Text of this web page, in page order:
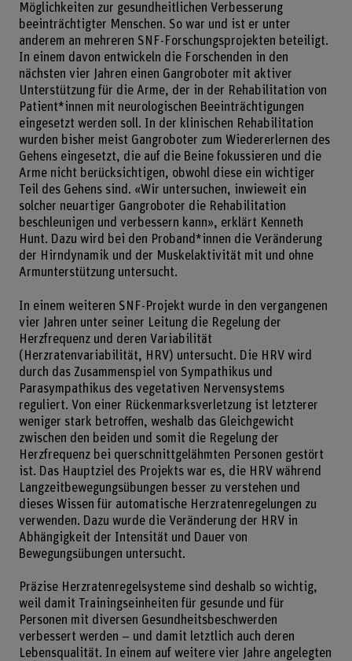
Möglichkeiten zur gesundheitlichen Verbesserung
beeinträchtigter Menschen. So war und ist er unter
anderem an mehreren SNF-Forschungsprojekten beteiligt.
In einem davon entwickeln die Forschenden in den
nächsten vier Jahren einen Gangroboter mit aktiver
Unterstützung für die Arme, der in der Rehabilitation von
Patient*innen mit neurologischen Beeinträchtigungen
eingesetzt werden soll. In der klinischen Rehabilitation
wurden bisher meist Gangroboter zum Wiedererlernen des
Gehens eingesetzt, die auf die Beine fokussieren und die
Arme nicht berücksichtigen, obwohl diese ein wichtiger
Teil des Gehens sind. «Wir untersuchen, inwieweit ein
solcher neuartiger Gangroboter die Rehabilitation
beschleunigen und verbessern kann», erklärt Kenneth
Hunt. Dazu wird bei den Proband*innen die Veränderung
der Hirndynamik und der Muskelaktivität mit und ohne
Armunterstützung untersucht.
In einem weiteren SNF-Projekt wurde in den vergangenen
vier Jahren unter seiner Leitung die Regelung der
Herzfrequenz und deren Variabilität
(Herzratenvariabilität, HRV) untersucht. Die HRV wird
durch das Zusammenspiel von Sympathikus und
Parasympathikus des vegetativen Nervensystems
reguliert. Von einer Rückenmarksverletzung ist letzterer
weniger stark betroffen, weshalb das Gleichgewicht
zwischen den beiden und somit die Regelung der
Herzfrequenz bei querschnittgelähmten Personen gestört
ist. Das Hauptziel des Projekts war es, die HRV während
Langzeitbewegungsübungen besser zu verstehen und
dieses Wissen für automatische Herzratenregelungen zu
verwenden. Dazu wurde die Veränderung der HRV in
Abhängigkeit der Intensität und Dauer von
Bewegungsübungen untersucht.
Präzise Herzratenregelsysteme sind deshalb so wichtig,
weil damit Trainingseinheiten für gesunde und für
Personen mit diversen Gesundheitsbeschwerden
verbessert werden – und damit letztlich auch deren
Lebensqualität. In einem auf weitere vier Jahre angelegten